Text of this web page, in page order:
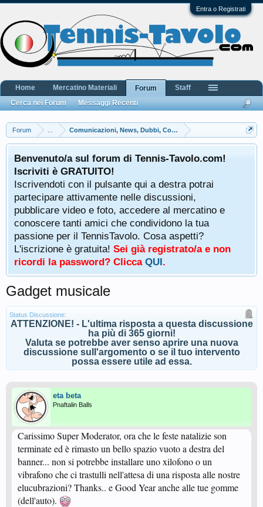
Entra o Registrati
Forum Comunicazioni, News, Dubbi, Commenti e Lamentele
Benvenuto/a sul forum di Tennis-Tavolo.com!
Iscriviti è GRATUITO!
Iscrivendoti con il pulsante qui a destra potrai
partecipare attivamente nelle discussioni,
pubblicare video e foto, accedere al mercatino e
conoscere tanti amici che condividono la tua
passione per il TennisTavolo. Cosa aspetti?
L'iscrizione è gratuita! Sei già registrato/a e non
ricordi la password? Clicca QUI.
Gadget musicale
Status Discussione:
ATTENZIONE! - L'ultima risposta a questa discussione
ha più di 365 giorni!
Valuta se potrebbe aver senso aprire una nuova
discussione sull'argomento o se il tuo intervento
possa essere utile ad essa.
eta beta
Pnaftalin Balls
Carissimo Super Moderator, ora che le feste natalizie son
terminate ed è rimasto un bello spazio vuoto a destra del
banner... non si potrebbe installare uno xilofono o un
vibrafono che ci trastulli nell'attesa di una risposta alle nostre
elucubrazioni? Thanks.. e Good Year anche alle tue gomme
(dell'auto).
Home Mercatino Materiali
Forum
Cerca nei Forum
Messaggi Recenti
Staff